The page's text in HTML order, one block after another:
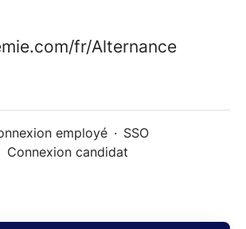
fr/Alternance
employé · SSO
Connexion candidat